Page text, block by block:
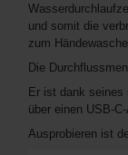
und somit die
zum
Die
Er ist dank seines
über einen USB-
Ausprobieren ist